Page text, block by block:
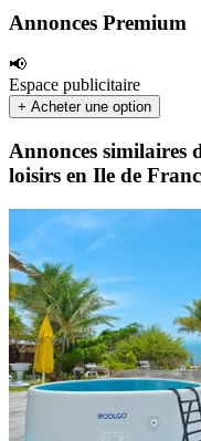
Annonces Premium
📢
Espace publicitaire
+ Acheter une option
Annonces similaires
loisirs en Ile de